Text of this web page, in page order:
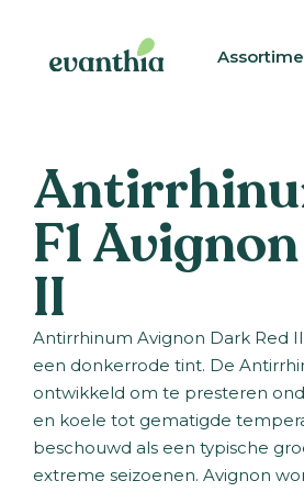
F1
II
Antirrhinum Avignon Dark Red
een donkerrode tint. De
ontwikkeld om te presteren
en koele tot gematigde
beschouwd als een typische
extreme seizoenen. Avignon